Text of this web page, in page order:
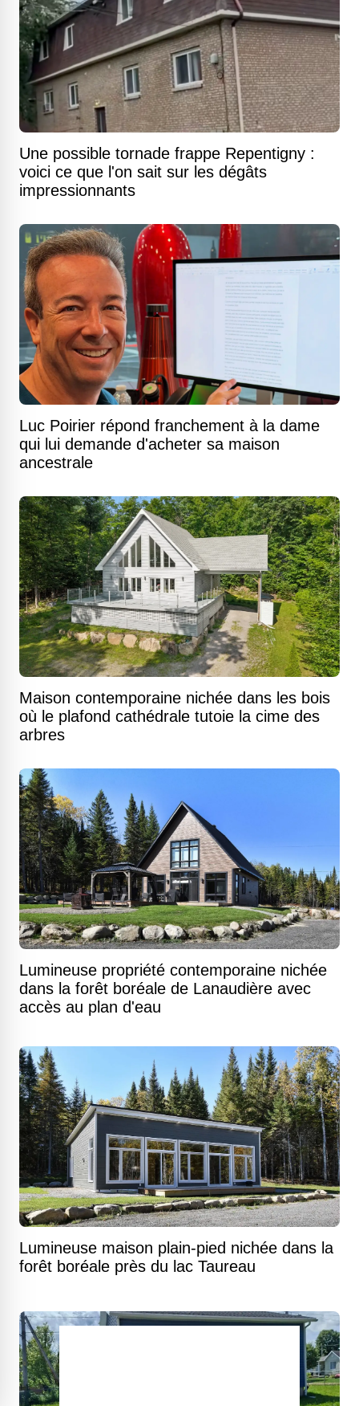
Une possible tornade frappe Repentigny :
voici ce que l'on sait sur les dégâts
impressionnants
Luc Poirier répond franchement à la dame
qui lui demande d'acheter sa maison
ancestrale
Maison contemporaine nichée dans les bois
où le plafond cathédrale tutoie la cime des
arbres
Lumineuse propriété contemporaine nichée
dans la forêt boréale de Lanaudière avec
accès au plan d'eau
Lumineuse maison plain-pied nichée dans la
forêt boréale près du lac Taureau